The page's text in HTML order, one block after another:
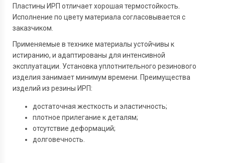
Пластины ИРП отличает хорошая термостойкость.
Исполнение по цвету материала согласовывается с
заказчиком.
Применяемые в технике материалы устойчивы к
истиранию, и адаптированы для интенсивной
эксплуатации. Установка уплотнительного резинового
изделия занимает минимум времени. Преимущества
изделий из резины ИРП:
достаточная жесткость и эластичность;
плотное прилегание к деталям;
отсутствие деформаций;
долговечность.